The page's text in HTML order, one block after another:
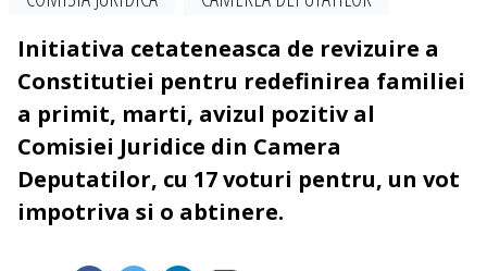
Initiativa cetateneasca de revizuire a
Constitutiei pentru redefinirea familiei
a primit, marti, avizul pozitiv al
Comisiei Juridice din Camera
Deputatilor, cu 17 voturi pentru, un vot
impotriva si o abtinere.